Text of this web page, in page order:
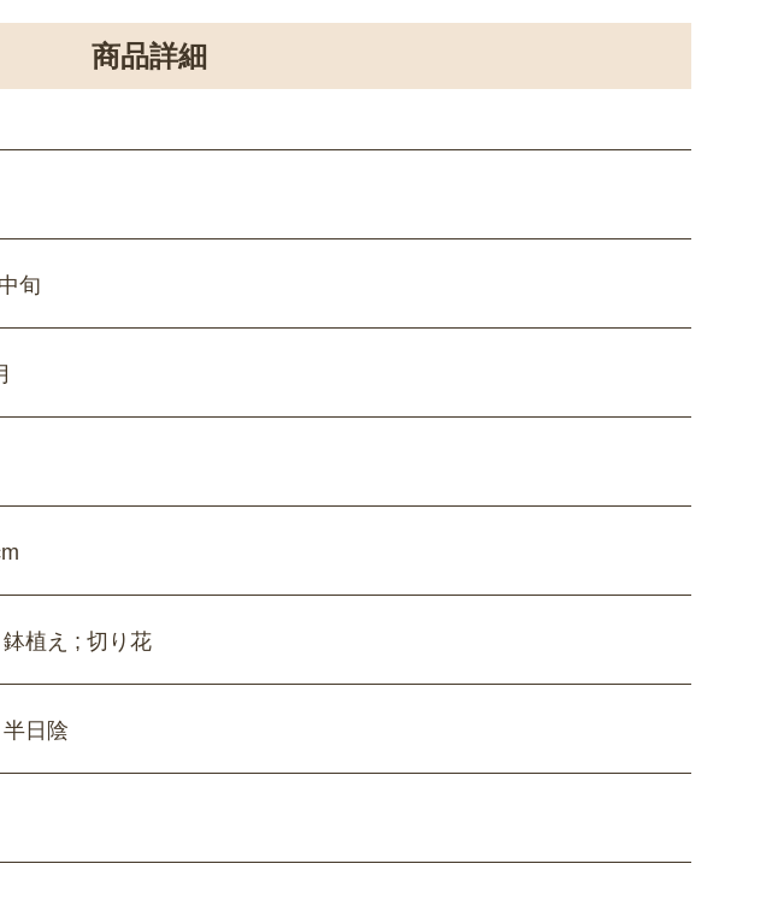
商品詳細
旬
植え ; 切り花
日陰